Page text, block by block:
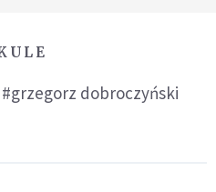
#grzegorz dobroczyński